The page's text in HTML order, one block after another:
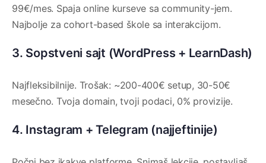
99€/mes. Spaja online kurseve sa community-jem.
Najbolje za cohort-based škole sa interakcijom.
3. Sopstveni sajt (WordPress + LearnDash)
Najfleksibilnije. Trošak: ~200-400€ setup, 30-50€
mesečno. Tvoja domain, tvoji podaci, 0% provizije.
4. Instagram + Telegram (najjeftinije)